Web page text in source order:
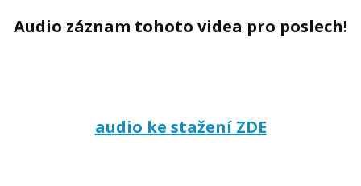
Audio záznam tohoto videa pro poslech!
audio ke stažení ZDE